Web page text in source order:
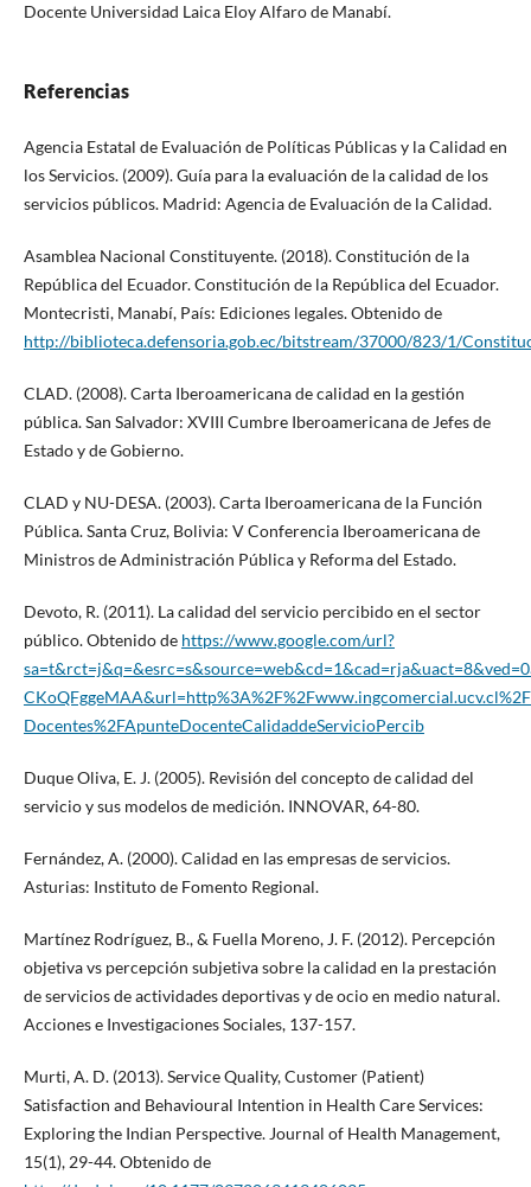
Docente Universidad Laica Eloy Alfaro de Manabí.
Referencias
Agencia Estatal de Evaluación de Políticas Públicas y la Calidad en
los Servicios. (2009). Guía para la evaluación de la calidad de los
servicios públicos. Madrid: Agencia de Evaluación de la Calidad.
Asamblea Nacional Constituyente. (2018). Constitución de la
República del Ecuador. Constitución de la República del Ecuador.
Montecristi, Manabí, País: Ediciones legales. Obtenido de
http://biblioteca.defensoria.gob.ec/bitstream/37000/823/1/
CLAD. (2008). Carta Iberoamericana de calidad en la gestión
pública. San Salvador: XVIII Cumbre Iberoamericana de Jefes de
Estado y de Gobierno.
CLAD y NU-DESA. (2003). Carta Iberoamericana de la Función
Pública. Santa Cruz, Bolivia: V Conferencia Iberoamericana de
Ministros de Administración Pública y Reforma del Estado.
Devoto, R. (2011). La calidad del servicio percibido en el sector
público. Obtenido de https://www.google.com/url?
Docentes%2FApunteDocenteCalidaddeServicioPercib
Duque Oliva, E. J. (2005). Revisión del concepto de calidad del
servicio y sus modelos de medición. INNOVAR, 64-80.
Fernández, A. (2000). Calidad en las empresas de servicios.
Asturias: Instituto de Fomento Regional.
Martínez Rodríguez, B., & Fuella Moreno, J. F. (2012). Percepción
objetiva vs percepción subjetiva sobre la calidad en la prestación
de servicios de actividades deportivas y de ocio en medio natural.
Acciones e Investigaciones Sociales, 137-157.
Murti, A. D. (2013). Service Quality, Customer (Patient)
Satisfaction and Behavioural Intention in Health Care Services:
Exploring the Indian Perspective. Journal of Health Management,
15(1), 29-44. Obtenido de